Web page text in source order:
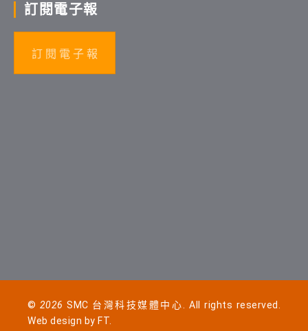
訂閱電子報
訂 閱 電 子 報
© 2026 SMC 台灣科技媒體中心. All rights reserved.
Web design by FT